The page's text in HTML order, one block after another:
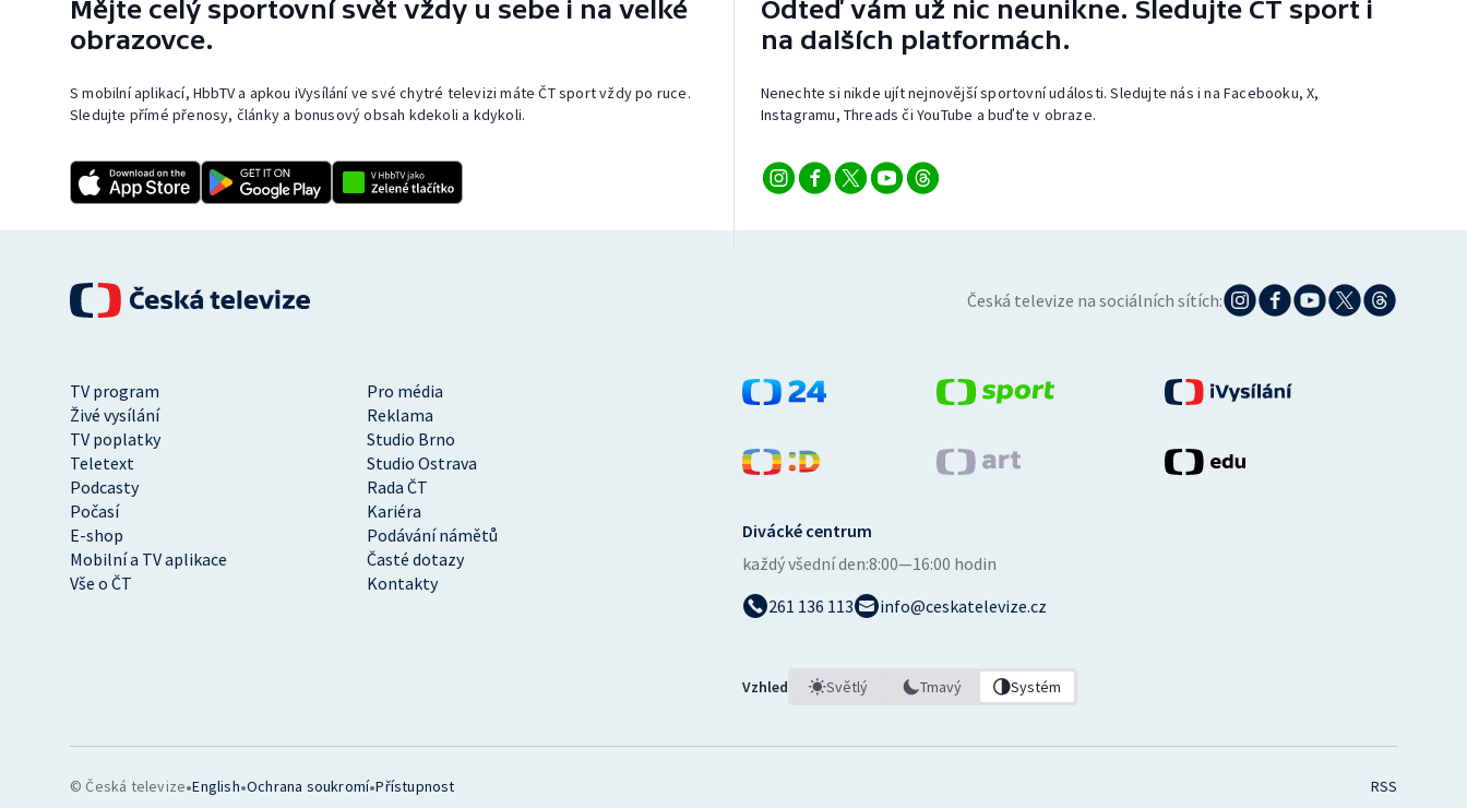
Mějte celý sportovní svět vždy u sebe i na velké
obrazovce.
S mobilní aplikací, HbbTV a apkou iVysílání ve své chytré televizi máte ČT sport vždy po ruce.
Sledujte přímé přenosy, články a bonusový obsah kdekoli a kdykoli.
Odteď vám už nic neunikne. Sledujte ČT sport i
na dalších platformách.
Nenechte si nikde ujít nejnovější sportovní události. Sledujte nás i na Facebooku, X,
Instagramu, Threads či YouTube a buďte v obraze.
Česká televize na sociálních sítích:
TV program
Pro média
Živé vysílání
Reklama
TV poplatky
Studio Brno
Teletext
Studio Ostrava
Podcasty
Rada ČT
Počasí
Kariéra
E-shop
Podávání námětů
Mobilní a TV aplikace
Časté dotazy
Vše o ČT
Kontakty
Divácké centrum
každý všední den:8:00—16:00 hodin
261 136 113
info@ceskatelevize.cz
Vzhled Světlý Tmavý Systém
© Česká televize•English•Ochrana soukromí•Přístupnost RSS